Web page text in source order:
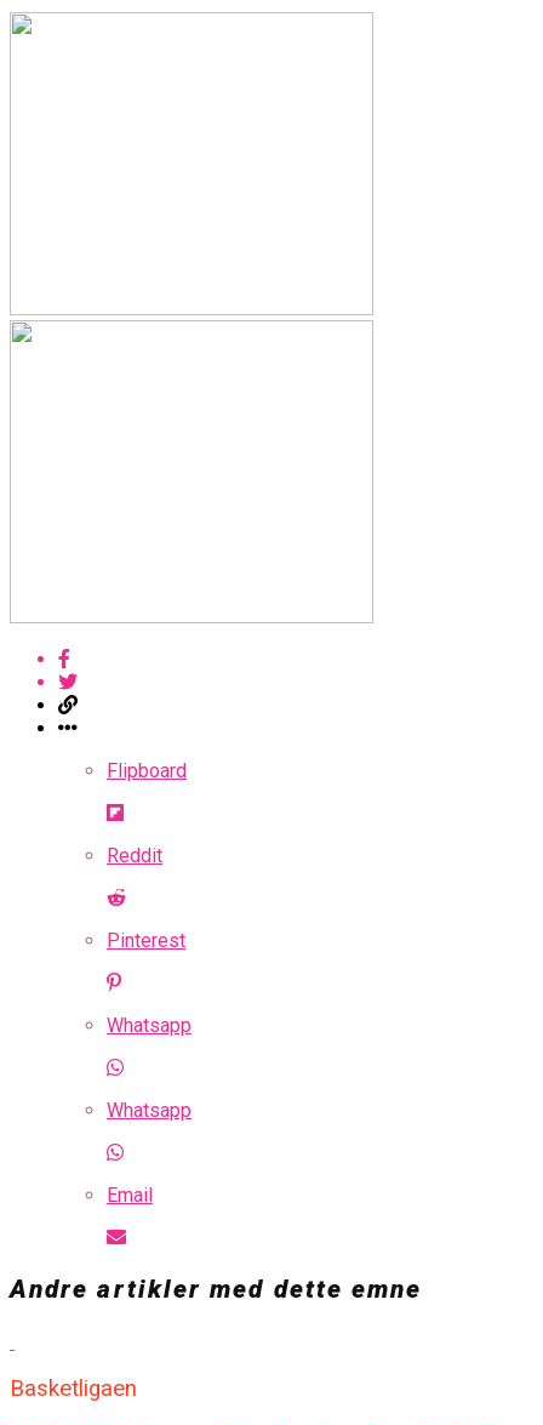
Flipboard
Reddit
Pinterest
Whatsapp
Whatsapp
Email
Andre artikler med dette emne
Basketligaen